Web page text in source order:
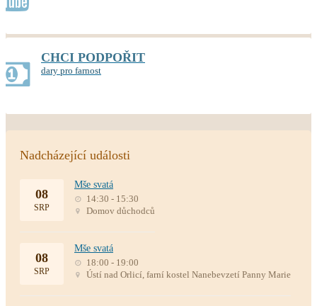
CHCI PODPOŘIT
dary pro farnost
Nadcházející události
08
SRP
Mše svatá
14:30 - 15:30
Domov důchodců
08
SRP
Mše svatá
18:00 - 19:00
Ústí nad Orlicí, farní kostel Nanebevzetí Panny Marie